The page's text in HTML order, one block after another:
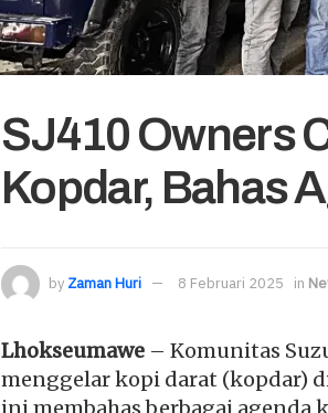
SJ410 Owners
Kopdar, Bahas
by Zaman Huri 8 Februari 2025 in
Lhokseumawe – Komunitas
menggelar kopi darat (kopdar)